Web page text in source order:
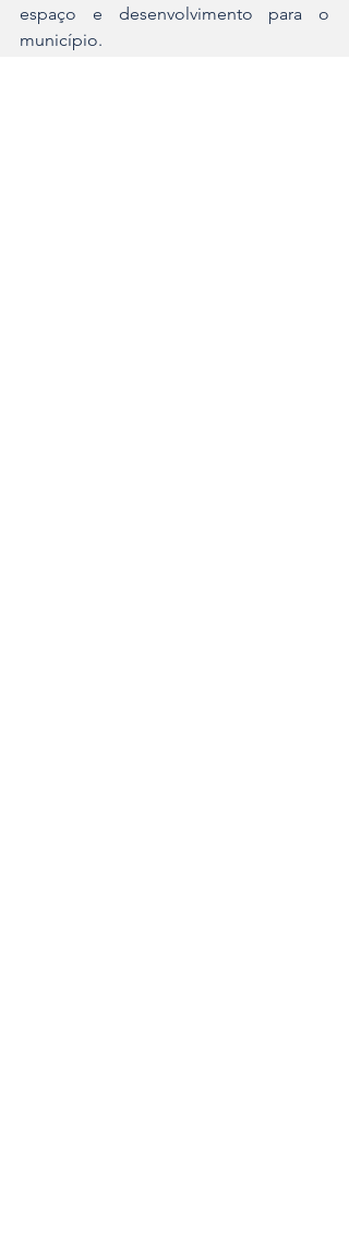
espaço e desenvolvimento para o
município.